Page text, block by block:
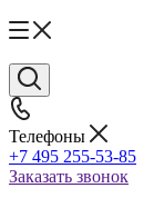
Телефоны
+7 495 255-53-85
Заказать звонок